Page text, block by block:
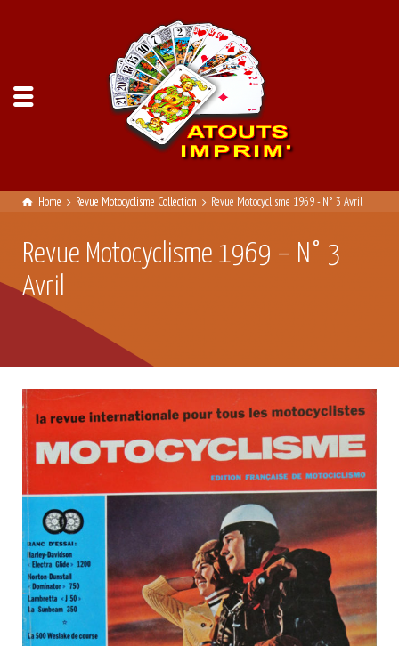
Home Revue Motocyclisme Collection Revue Motocyclisme 1969 - N° 3 Avril
Revue Motocyclisme 1969 – N° 3
Avril